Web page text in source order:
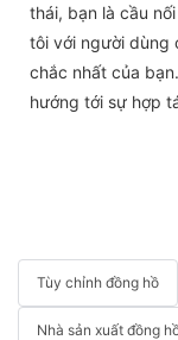
thái, bạn là cầu
tôi với người dùng
chắc nhất của
hướng tới sự hợp
Tùy chỉnh đồng hồ
Nhà sản xuất đồng